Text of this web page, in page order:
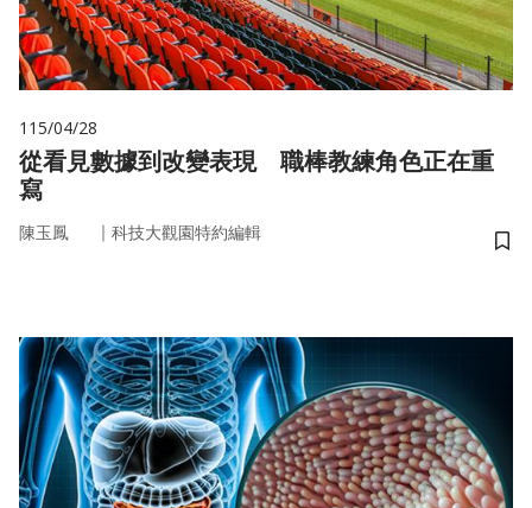
115/04/28
從看見數據到改變表現 職棒教練角色正在重
寫
陳玉鳳 ｜ 科技大觀園特約編輯
儲